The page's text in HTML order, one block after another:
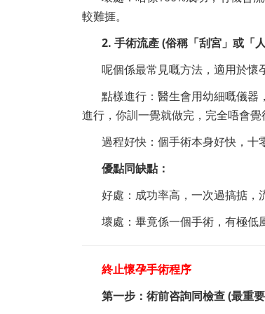
較難捱。
2. 手術流產 (俗稱「刮宮」或「
呢個係最常見嘅方法，適用於懷
點樣進行：醫生會用幼細嘅儀器
進行，你訓一覺就做完，完全唔會覺
過程好快：個手術本身好快，十
優點同缺點：
好處：成功率高，一次過搞掂，
壞處：畢竟係一個手術，有極低
終止懷孕手術程序
第一步：術前咨詢同檢查 (最重